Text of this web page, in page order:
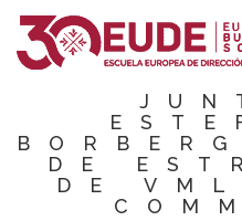
|
DE
DE